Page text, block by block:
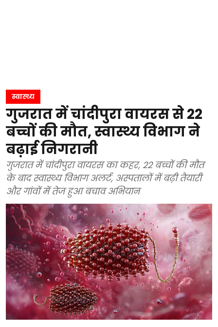
स्वास्थ्य
गुजरात में चांदीपुरा वायरस से 22
बच्चों की मौत, स्वास्थ्य विभाग ने
बढ़ाई निगरानी
गुजरात में चांदीपुरा वायरस का कहर, 22 बच्चों की मौत
के बाद स्वास्थ्य विभाग अलर्ट, अस्पतालों में बढ़ी तैयारी
और गांवों में तेज हुआ बचाव अभियान